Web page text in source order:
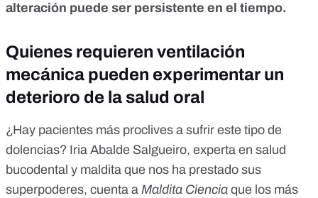
alteración puede ser persistente en el tiempo.
Quienes requieren ventilación
mecánica pueden experimentar un
deterioro de la salud oral
¿Hay pacientes más proclives a sufrir este tipo de
dolencias? Iria Abalde Salgueiro, experta en salud
bucodental y maldita que nos ha prestado sus
superpoderes, cuenta a Maldita Ciencia que los más